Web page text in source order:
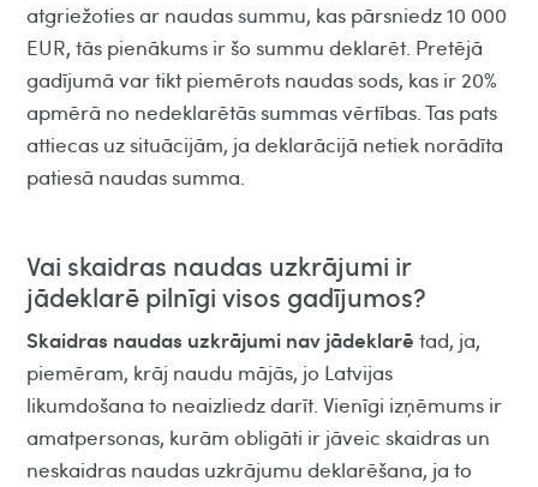
atgriežoties ar naudas summu, kas pārsniedz 10 000
EUR, tās pienākums ir šo summu deklarēt. Pretējā
gadījumā var tikt piemērots naudas sods, kas ir 20%
apmērā no nedeklarētās summas vērtības. Tas pats
attiecas uz situācijām, ja deklarācijā netiek norādīta
patiesā naudas summa.
Vai skaidras naudas uzkrājumi ir
jādeklarē pilnīgi visos gadījumos?
Skaidras naudas uzkrājumi nav jādeklarē tad, ja,
piemēram, krāj naudu mājās, jo Latvijas
likumdošana to neaizliedz darīt. Vienīgi izņēmums ir
amatpersonas, kurām obligāti ir jāveic skaidras un
neskaidras naudas uzkrājumu deklarēšana, ja to